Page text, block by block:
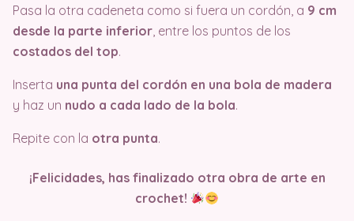
Pasa la otra cadeneta como si fuera un cordón, a 9 cm
desde la parte inferior, entre los puntos de los
costados del top.
Inserta una punta del cordón en una bola de madera
y haz un nudo a cada lado de la bola.
Repite con la otra punta.
¡Felicidades, has finalizado otra obra de arte en
crochet!